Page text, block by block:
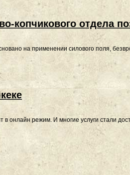
копчикового отдела
на применении силового поля,
онлайн режим. И многие услуги стали